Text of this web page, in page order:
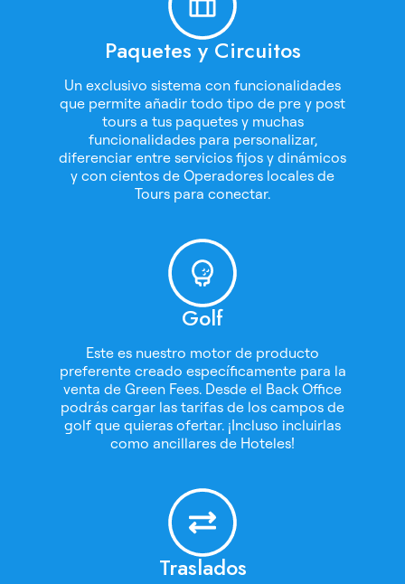
Paquetes y Circuitos
Un exclusivo sistema con funcionalidades
que permite añadir todo tipo de pre y post
tours a tus paquetes y muchas
funcionalidades para personalizar,
diferenciar entre servicios fijos y dinámicos
y con cientos de Operadores locales de
Tours para conectar.
Golf
Este es nuestro motor de producto
preferente creado específicamente para la
venta de Green Fees. Desde el Back Office
podrás cargar las tarifas de los campos de
golf que quieras ofertar. ¡Incluso incluirlas
como ancillares de Hoteles!
Traslados